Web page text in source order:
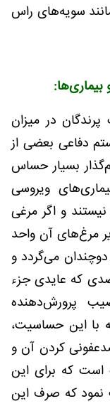
همانند سویه‌های راس
در میزان
دفاعی بعضی از
بسیار حساس
ویروسی
نیستند و اگر مرغی
مرغ‌های آن واحد
می‌گردد و
یعنی تلفات بیش از 70 درصدی که عایدی جزء
پرورش‌دهنده
با این حساسیت،
کردن آن و
است که برای این
نمود که صرف این